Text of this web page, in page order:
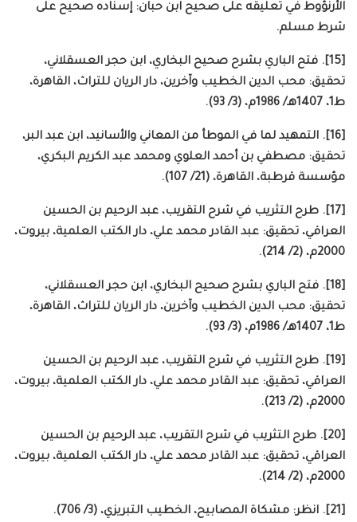
الأرنؤوط في تعليقه على صحيح ابن حبان: إسناده صحيح على
شرط مسلم.
[15]. فتح الباري بشرح صحيح البخاري، ابن حجر العسقلاني،
تحقيق: محب الدين الخطيب وآخرين، دار الريان للتراث، القاهرة،
ط1، 1407هـ/ 1986م، (3/ 93).
[16]. التمهيد لما في الموطأ من المعاني والأسانيد، ابن عبد البر،
تحقيق: مصطفي بن أحمد العلوي ومحمد عبد الكريم البكري،
مؤسسة قرطبة، القاهرة، (21/ 107).
[17]. طرح التثريب في شرح التقريب، عبد الرحيم بن الحسين
العراقي، تحقيق: عبد القادر محمد علي، دار الكتب العلمية، بيروت،
2000م، (2/ 214).
[18]. فتح الباري بشرح صحيح البخاري، ابن حجر العسقلاني،
تحقيق: محب الدين الخطيب وآخرين، دار الريان للتراث، القاهرة،
ط1، 1407هـ/ 1986م، (3/ 93).
[19]. طرح التثريب في شرح التقريب، عبد الرحيم بن الحسين
العراقي، تحقيق: عبد القادر محمد علي، دار الكتب العلمية، بيروت،
2000م، (2/ 213).
[20]. طرح التثريب في شرح التقريب، عبد الرحيم بن الحسين
العراقي، تحقيق: عبد القادر محمد علي، دار الكتب العلمية، بيروت،
2000م، (2/ 214).
[21]. انظر: مشكاة المصابيح، الخطيب التبريزي، (3/ 706).